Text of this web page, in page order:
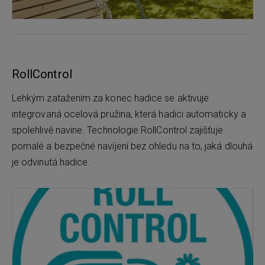
RollControl
Lehkým zatažením za konec hadice se aktivuje
integrovaná ocelová pružina, která hadici automaticky a
spolehlivě navine. Technologie RollControl zajišťuje
pomalé a bezpečné navíjení bez ohledu na to, jaká dlouhá
je odvinutá hadice.